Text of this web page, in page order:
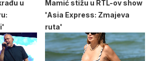
u
Mamić stižu u RTL-ov show
'Asia Express: Zmajeva
ruta'